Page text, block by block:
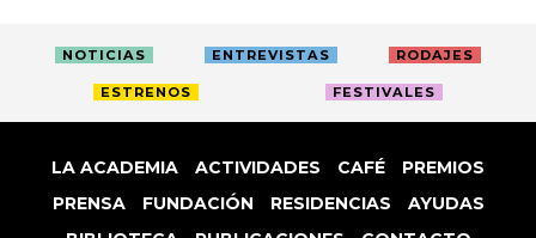
NOTICIAS ENTREVISTAS RODAJES
ESTRENOS FESTIVALES
LA ACADEMIA ACTIVIDADES CAFÉ
PREMIOS
PRENSA
FUNDACIÓN RESIDENCIAS
AYUDAS